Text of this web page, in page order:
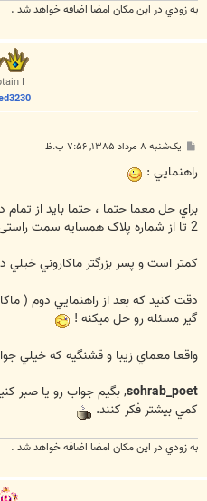
به زودي در اين مكان امضا اضافه خواهد شد .
I
پ
ت
یک‌شنبه ۸ مرداد ۱۳۸۵, ۷:۵۶ ب.ظ
راهنمايي :
براي حل معما حتما ، حتما بايد از
2 تا از شماره پلاک همسایه سمت راستی
کمتر است و پسر بزرگتر ماكاروني
دقت كنيد كه بعد از راهنمايي دوم (
گير مسئله رو حل ميكنه !
واقعا معماي زيبا و قشنگيه كه خيلي
sohrab_poet, بگيم جواب رو يا صبر
كمي بيشتر فكر كنند.
به زودي در اين مكان امضا اضافه خواهد شد .